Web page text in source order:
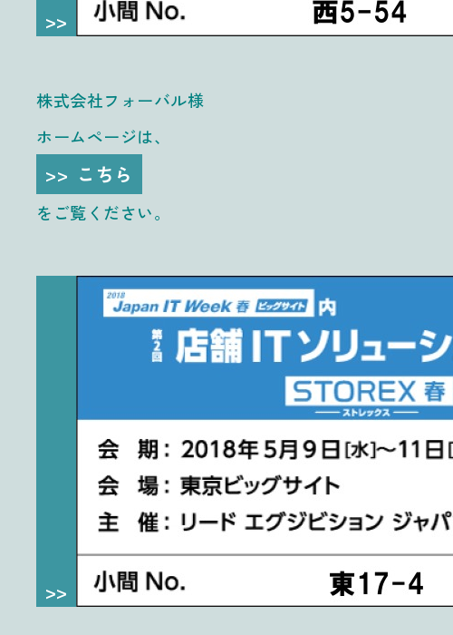
株式会社フォーバル様
ホームページは、
こちら
をご覧ください。